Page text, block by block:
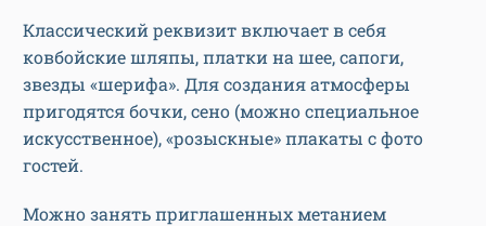
Классический реквизит включает в себя
ковбойские шляпы, платки на шее, сапоги,
звезды «шерифа». Для создания атмосферы
пригодятся бочки, сено (можно специальное
искусственное), «розыскные» плакаты с фото
гостей.
Можно занять приглашенных метанием